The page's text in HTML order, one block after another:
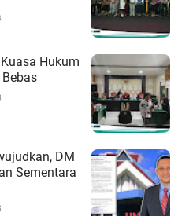
Hukum
DM
Sementara